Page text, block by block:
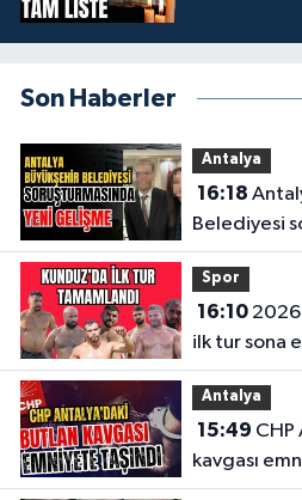
Son Haberler
Antalya
16:18
Belediyesi
gelişme
Spor
16:102026 Vezirköprü Kunduz’da
ilk tur sona
Antalya
15:49
kavgası